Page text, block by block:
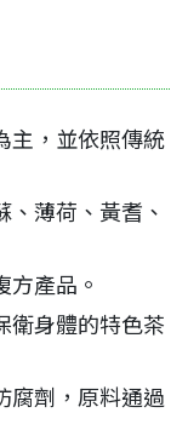
主，並依照傳統
薄荷、黃耆、
產品。
衛身體的特色茶
腐劑，原料通過